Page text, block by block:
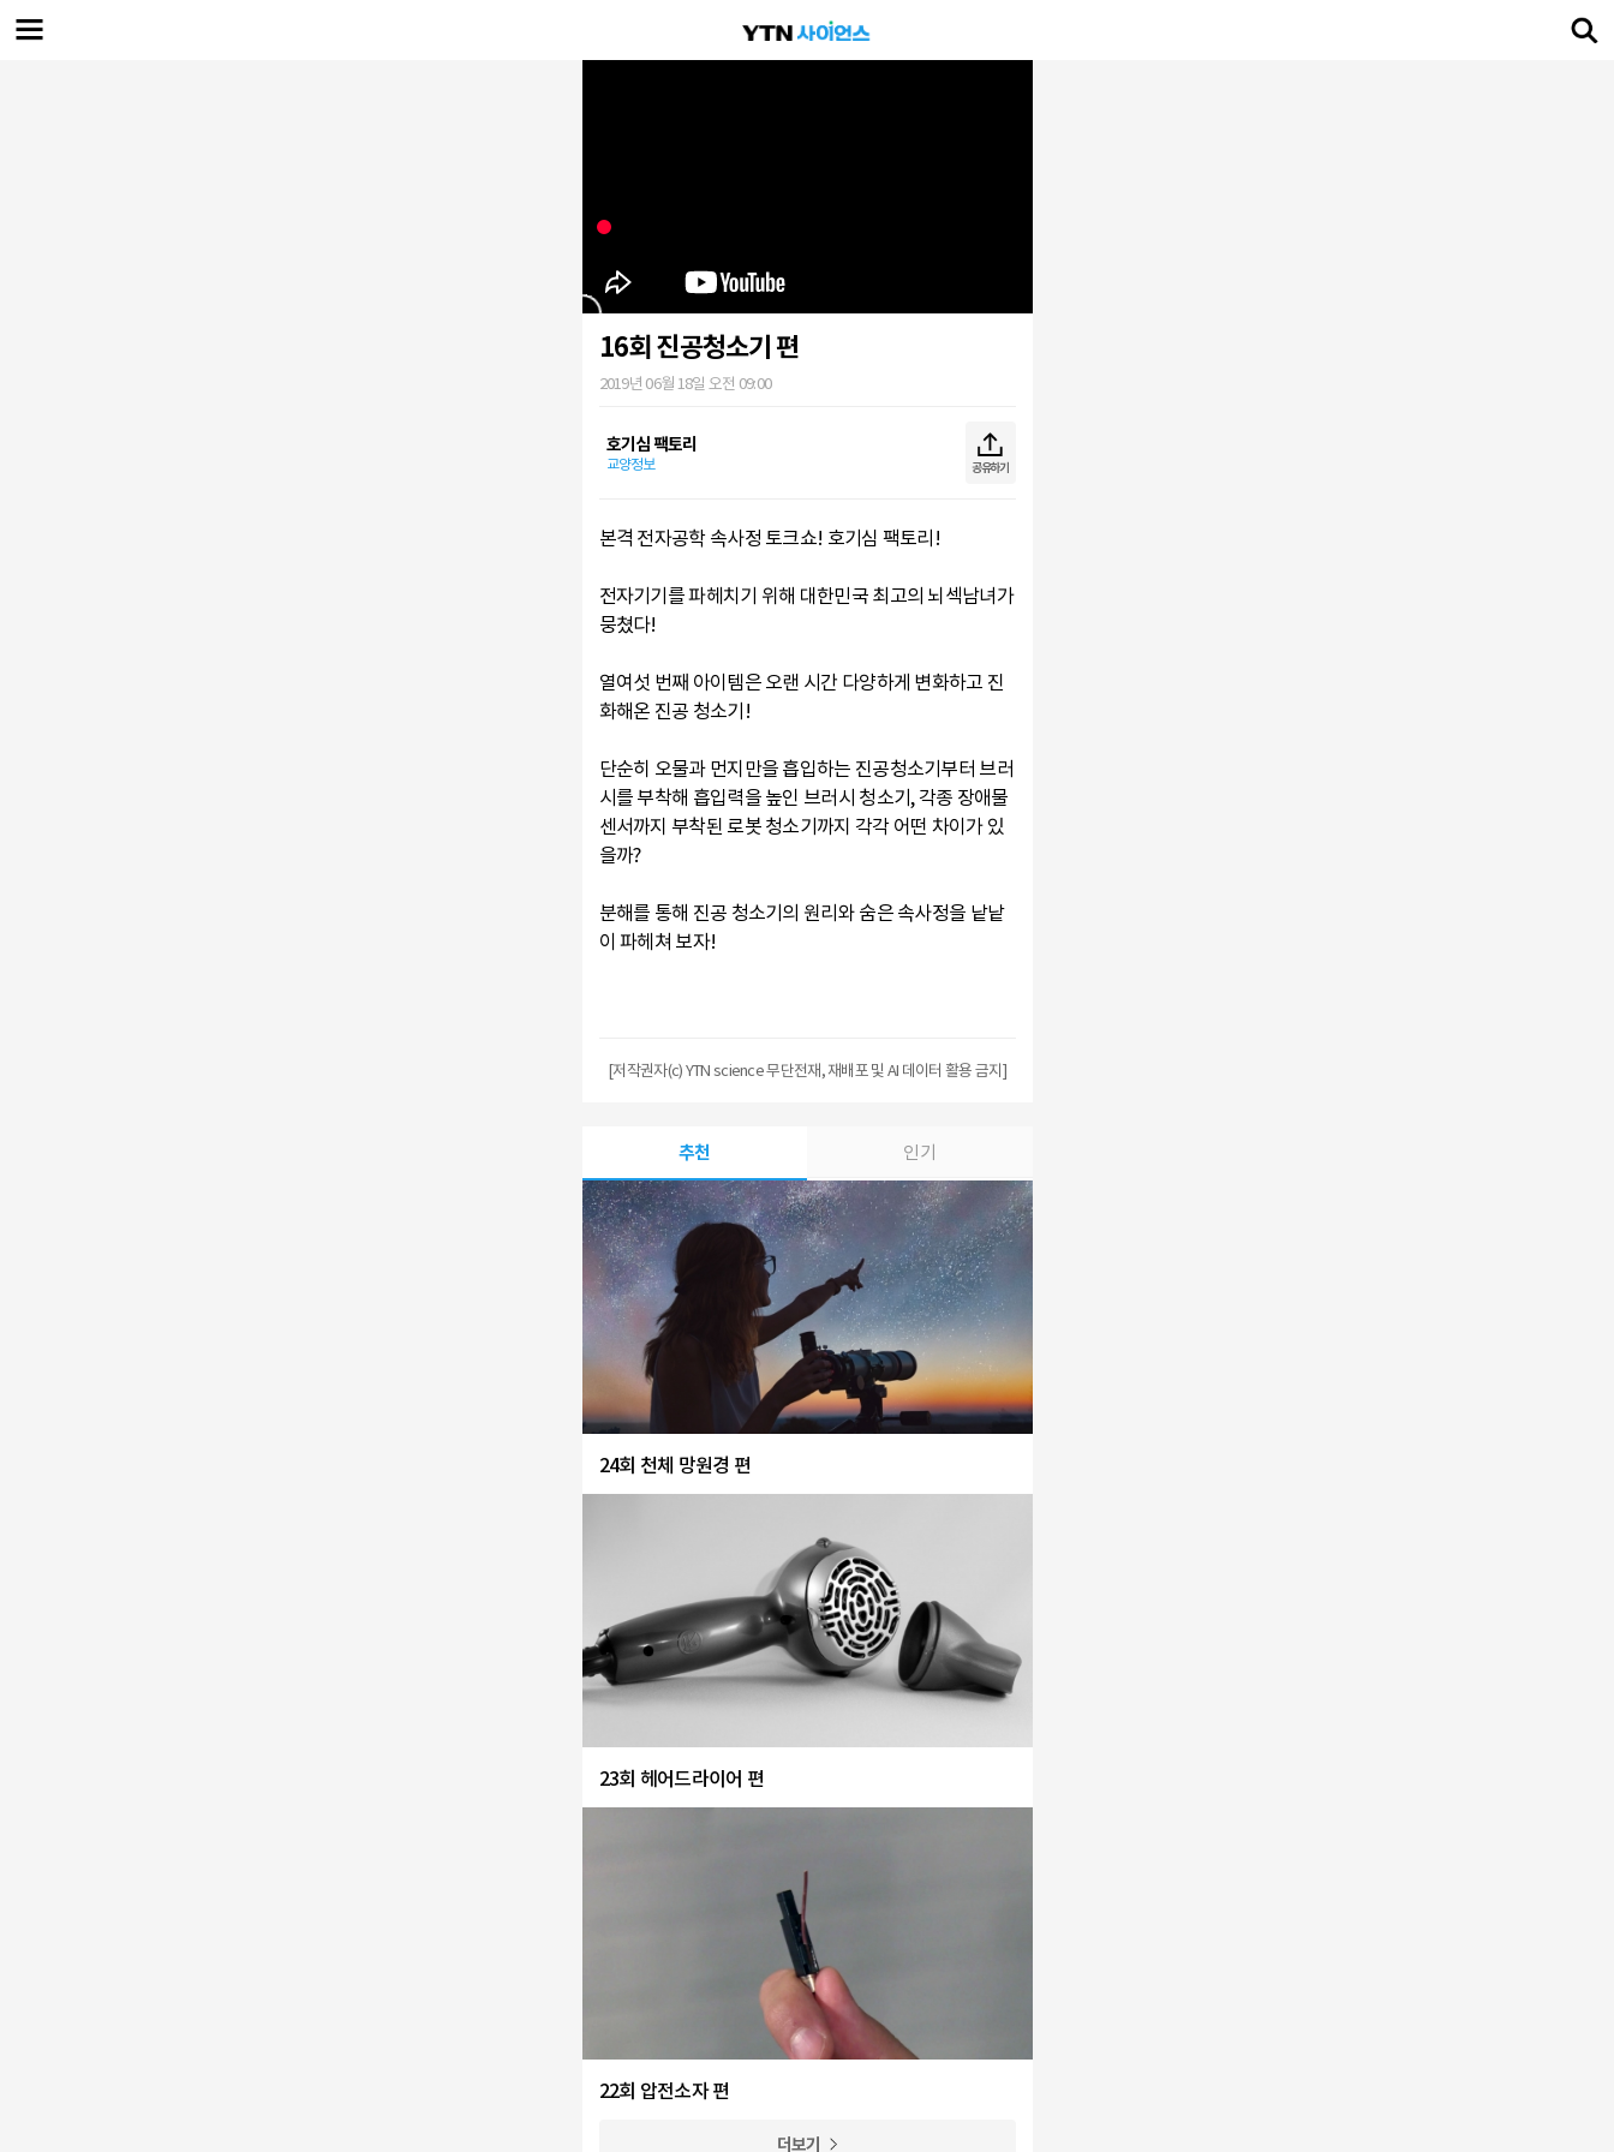
16회 진공청소기 편
2019년 06월 18일 오전 09:00
호기심 팩토리
교양정보 공유하기
본격 전자공학 속사정 토크쇼! 호기심 팩토리!
전자기기를 파헤치기 위해 대한민국 최고의 뇌섹남녀가
뭉쳤다!
열여섯 번째 아이템은 오랜 시간 다양하게 변화하고 진
화해온 진공 청소기!
단순히 오물과 먼지만을 흡입하는 진공청소기부터 브러
시를 부착해 흡입력을 높인 브러시 청소기, 각종 장애물
센서까지 부착된 로봇 청소기까지 각각 어떤 차이가 있
을까?
분해를 통해 진공 청소기의 원리와 숨은 속사정을 낱낱
이 파헤쳐 보자!
[저작권자(c) YTN science 무단전재, 재배포 및 AI 데이터 활용 금지]
추천 인기
24회 천체 망원경 편
23회 헤어드라이어 편
22회 압전소자 편
더보기